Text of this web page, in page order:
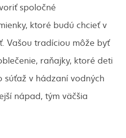
spoločné
ktoré budú chcieť v
Vašou tradíciou môže byť
raňajky, ktoré deti
v hádzaní vodných
nápad, tým väčšia